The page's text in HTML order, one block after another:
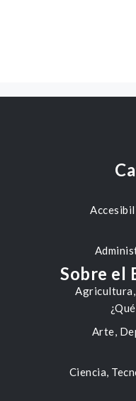
Agricultura,
Arte,
Ciencia,
Sobre el